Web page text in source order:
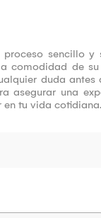
sencillo y
comodidad de
duda
una
en tu vida cotidiana.